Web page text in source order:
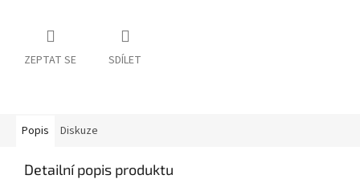
ZEPTAT SE SDÍLET
Popis Diskuze
Detailní popis produktu